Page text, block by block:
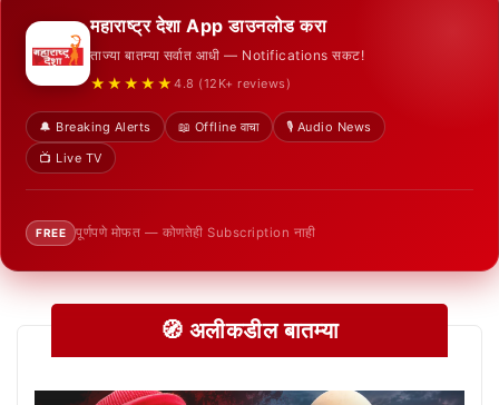
महाराष्ट्र देशा App डाउनलोड करा
ताज्या बातम्या सर्वात आधी — Notifications सकट!
★★★★★ 4.8 (12K+ reviews)
🔔 Breaking Alerts 📖 Offline वाचा
🎙️ Audio News
📺 Live TV
FREE पूर्णपणे मोफत — कोणतेही Subscription नाही
🧭 अलीकडील बातम्या